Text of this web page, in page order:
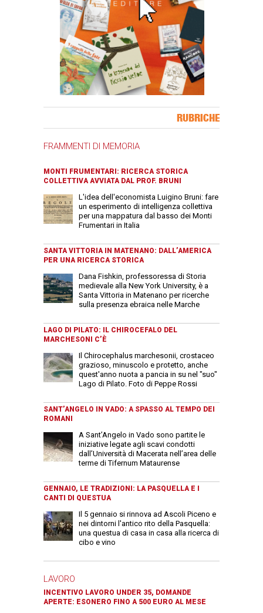
RUBRICHE
FRAMMENTI DI MEMORIA
MONTI FRUMENTARI: RICERCA STORICA
COLLETTIVA AVVIATA DAL PROF. BRUNI
L'idea dell'economista Luigino Bruni: fare
un esperimento di intelligenza collettiva
per una mappatura dal basso dei Monti
Frumentari in Italia
SANTA VITTORIA IN MATENANO: DALL’AMERICA
PER UNA RICERCA STORICA
Dana Fishkin, professoressa di Storia
medievale alla New York University, è a
Santa Vittoria in Matenano per ricerche
sulla presenza ebraica nelle Marche
LAGO DI PILATO: IL CHIROCEFALO DEL
MARCHESONI C’È
Il Chirocephalus marchesonii, crostaceo
grazioso, minuscolo e protetto, anche
quest'anno nuota a pancia in su nel "suo"
Lago di Pilato. Foto di Peppe Rossi
SANT’ANGELO IN VADO: A SPASSO AL TEMPO DEI
ROMANI
A Sant’Angelo in Vado sono partite le
iniziative legate agli scavi condotti
dall’Università di Macerata nell’area delle
terme di Tifernum Mataurense
GENNAIO, LE TRADIZIONI: LA PASQUELLA E I
CANTI DI QUESTUA
Il 5 gennaio si rinnova ad Ascoli Piceno e
nei dintorni l'antico rito della Pasquella:
una questua di casa in casa alla ricerca di
cibo e vino
LAVORO
INCENTIVO LAVORO UNDER 35, DOMANDE
APERTE: ESONERO FINO A 500 EURO AL MESE